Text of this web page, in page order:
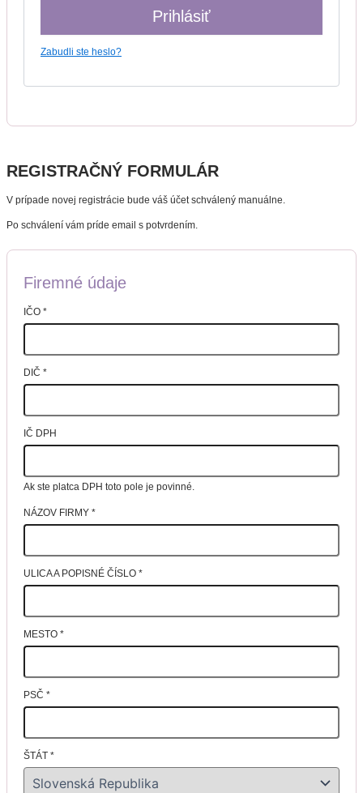
Prihlásiť
Zabudli ste heslo?
REGISTRAČNÝ FORMULÁR
V prípade novej registrácie bude váš účet schválený manuálne.
Po schválení vám príde email s potvrdením.
Firemné údaje
IČO *
DIČ *
IČ DPH
Ak ste platca DPH toto pole je povinné.
NÁZOV FIRMY *
ULICA A POPISNÉ ČÍSLO *
MESTO *
PSČ *
ŠTÁT *